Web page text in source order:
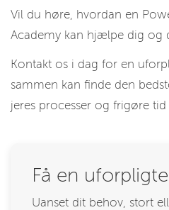
Vil du høre, hvordan en
Academy kan hjælpe dig og
Kontakt os i dag for en
sammen kan finde den
jeres processer og frigøre
Få en
Uanset dit behov, stort